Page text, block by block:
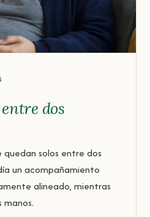
entre dos
quedan solos entre dos
un acompañamiento
alineado, mientras
manos.